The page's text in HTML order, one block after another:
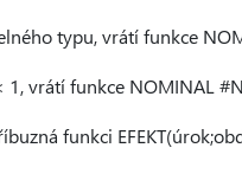
typu, vrátí funkce
vrátí funkce NOMINAL
funkci